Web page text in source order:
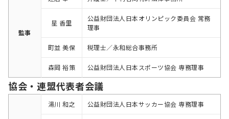
監事
星 香里
公益財団法人日本オリンピック委員会 常務
理事
町並 美保 税理士／永和総合事務所
森岡 裕策 公益財団法人日本スポーツ協会 専務理事
協会・連盟代表者会議
湯川 和之 公益財団法人日本サッカー協会 専務理事